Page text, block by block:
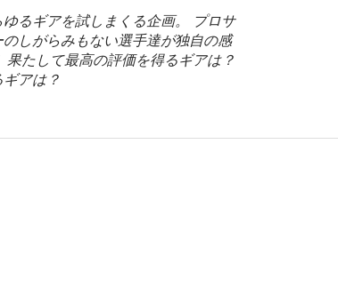
るギアを試しまくる企画。 プロサ
しがらみもない選手達が独自の感
たして最高の評価を得るギアは？
アは？